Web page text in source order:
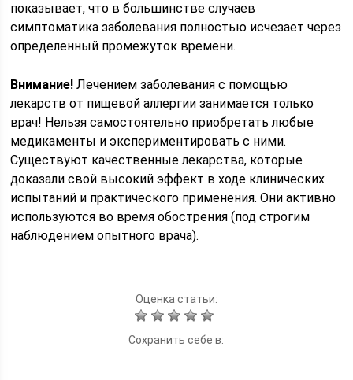
показывает, что в большинстве случаев
симптоматика заболевания полностью исчезает через
определенный промежуток времени.
Внимание! Лечением заболевания с помощью
лекарств от пищевой аллергии занимается только
врач! Нельзя самостоятельно приобретать любые
медикаменты и экспериментировать с ними.
Существуют качественные лекарства, которые
доказали свой высокий эффект в ходе клинических
испытаний и практического применения. Они активно
используются во время обострения (под строгим
наблюдением опытного врача).
Оценка статьи:
Сохранить себе в: